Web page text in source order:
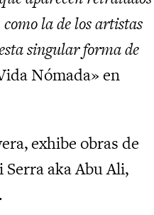
la de los artistas
singular forma de
Nómada» en
exhibe obras de
aka Abu Ali,